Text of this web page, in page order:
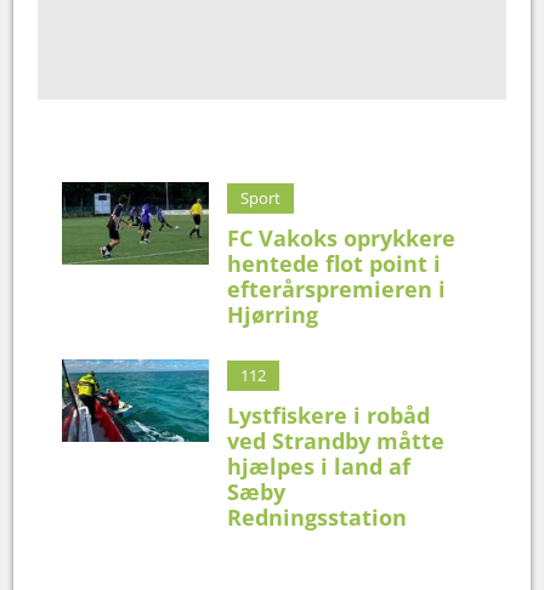
Sport
FC Vakoks oprykkere
hentede flot point i
efterårspremieren i
Hjørring
112
Lystfiskere i robåd
ved Strandby måtte
hjælpes i land af
Sæby
Redningsstation